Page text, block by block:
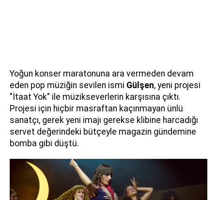
Yoğun konser maratonuna ara vermeden devam
eden pop müziğin sevilen ismi Gülşen, yeni projesi
"İtaat Yok" ile müzikseverlerin karşısına çıktı.
Projesi için hiçbir masraftan kaçınmayan ünlü
sanatçı, gerek yeni imajı gerekse klibine harcadığı
servet değerindeki bütçeyle magazin gündemine
bomba gibi düştü.